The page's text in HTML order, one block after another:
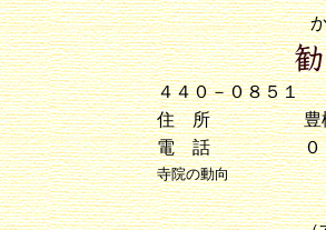
４４０－０８５１
住 所
豊
電 話
０
寺院の動向